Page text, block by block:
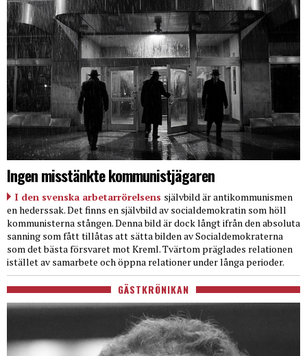
Ingen misstänkte kommunistjägaren
I den svenska arbetarrörelsens självbild är antikommunismen
en hederssak. Det finns en självbild av socialdemokratin som höll
kommunisterna stången. Denna bild är dock långt ifrån den absoluta
sanning som fått tillåtas att sätta bilden av Socialdemokraterna
som det bästa försvaret mot Kreml. Tvärtom präglades relationen
istället av samarbete och öppna relationer under långa perioder.
GÄSTKRÖNIKAN